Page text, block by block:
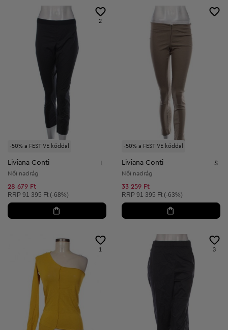
-50% a FESTIVE kóddal
2
Liviana Conti
Női nadrág
28 679 Ft
Ajánlott ár:
RRP 91 395 Ft (-68%)
-50% a FESTIVE kóddal
Liviana Conti S
Női nadrág
33 259 Ft
Ajánlott ár:
RRP 91 395 Ft (-63%)
1 3